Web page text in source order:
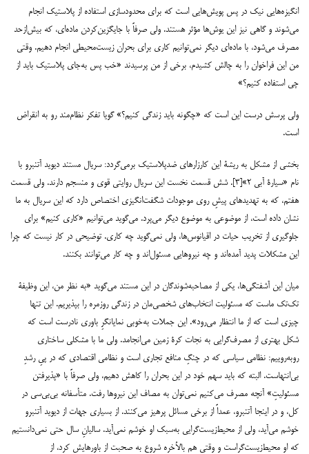
انگیزه‌‌‌هایی نیک در پس پویش‌‌‌هایی است که برای محدودسازی استفاده از پلاستیک انجام
می‌‌‌شوند و گاهی نیز این یوش‌‌‌ها مؤثر هستند. ولی صرفاً با جایگزین‌‌‌کردن ماده‌‌‌ای، که بیش‌‌‌از‌‌‌حد
مصرف می‌‌‌شود، با ماده‌‌‌ای دیگر نمی‌‌‌توانیم کاری برای بحران زیست‌‌‌محیطی انجام دهیم. وقتی
من این فراخوان را به چالش کشیدم، برخی از من پرسیدند «خب پس به‌‌‌جای پلاستیک باید از
چی استفاده کنیم؟»
ولی پرسش درست این است که «چگونه باید زندگی کنیم؟» گویا تفکر نظام‌‌‌مند رو به انقراض
است.
بخشی از مشکل به ریشۀ این کارزارهای ضد‌‌‌پلاستیک برمی‌‌‌گردد: سریال مستند دیوید آتنبرو با
نام «سیارۀ آبی ۲»[۳]. شش قسمت نخست این سریال روایتی قوی و منسجم دارند. ولی قسمت
هفتم، که به تهدیدهای پیشِ روی موجودات شگفت‌‌‌انگیزی اختصاص دارد که این سریال به ما
نشان داده است، از موضوعی به موضوع دیگر می‌‌‌پرد. می‌‌‌گوید می‌‌‌توانیم «کاری کنیم» برای
جلوگیری از تخریب حیات در اقیانوس‌‌‌ها، ولی نمی‌‌‌گوید چه کاری. توضیحی در کار نیست که چرا
این مشکلات پدید آمده‌‌‌اند و چه نیروهایی مسئول‌‌‌اند و چه کار می‌‌‌توانند بکنند.
میان این آشفتگی‌‌‌ها، یکی از مصاحبه‌‌‌شوندگان در این مستند می‌‌‌گوید «به نظر من، این وظیفۀ
تک‌‌‌تک ماست که مسئولیت انتخاب‌‌‌های شخصی‌‌‌مان در زندگی روزمره را بپذیریم. این تنها
چیزی است که از ما انتظار می‌‌‌رود». این جملات به‌‌‌خوبی نمایانگرِ باوری نادرست است که
شکل بهتری از مصرف‌‌‌گرایی به نجات کرۀ زمین می‌‌‌انجامد. ولی ما با مشکلی ساختاری
رو‌‌‌به‌‌‌روییم: نظامی سیاسی که در چنگِ منافع تجاری است و نظامی اقتصادی که در پیِ رشدِ
بی‌‌‌انتهاست. البته که باید سهم خود در این بحران را کاهش دهیم، ولی صرفاً با «پذیرفتن
مسئولیتِ» آنچه مصرف می‌‌‌کنیم نمی‌‌‌توان به مصاف این نیروها رفت. متأسفانه بی‌‌‌بی‌‌‌سی در
کل، و در اینجا آتنبرو، عمداً از برخی مسائل پرهیز می‌‌‌کنند. از بسیاری جهات از دیوید آتنبرو
خوشم می‌‌‌آید، ولی از محیط‌‌‌زیست‌‌‌گرایی به‌‌‌سبک او خوشم نمی‌‌‌آید. سالیانِ سال حتی نمی‌‌‌دانستیم
که او محیط‌‌‌زیست‌‌‌گراست و وقتی هم بالأخره شروع به صحبت از باورهایش کرد، از